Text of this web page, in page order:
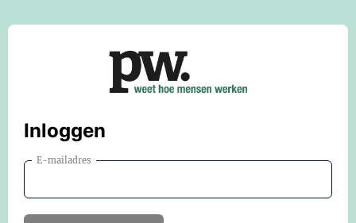
Inloggen
E-mailadres